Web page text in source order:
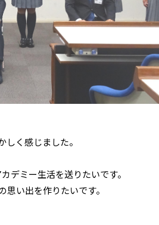
く感じました。
デミー生活を送りたいです。
い出を作りたいです。